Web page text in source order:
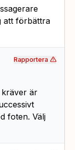
att förbättra
kräver är
foten. Välj
Rapportera